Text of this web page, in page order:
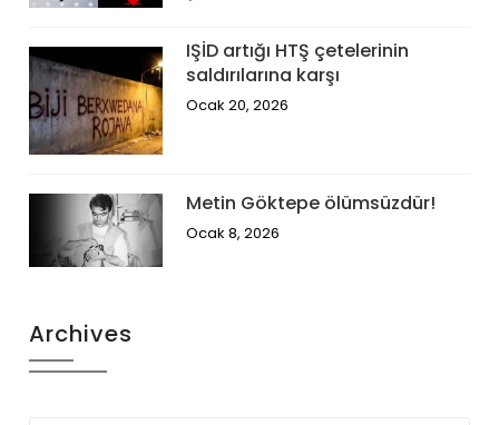
IŞİD artığı HTŞ çetelerinin
saldırılarına karşı
Ocak 20, 2026
Metin Göktepe ölümsüzdür!
Ocak 8, 2026
Archives